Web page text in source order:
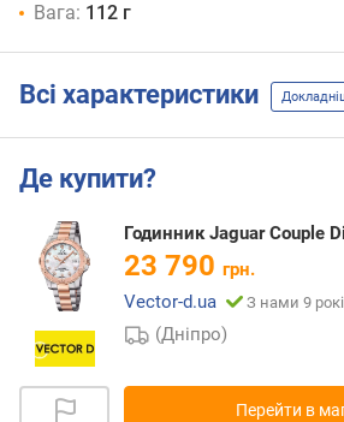
Вага: 112 г
Всі характеристики
Де купити?
Годинник Jaguar Couple
23 790 грн.
Vector-d.ua
З нами 9
(Дніпро)
Перейти в